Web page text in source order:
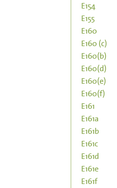
E154
E155
E160
E160 (c)
E160(b)
E160(d)
E160(e)
E160(f)
E161
E161a
E161b
E161c
E161d
E161e
E161f